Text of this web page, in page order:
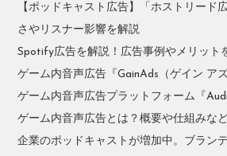
【ポッドキャスト広告】「ホストリード
さやリスナー影響を解説
Spotify広告を解説！広告事例やメリット
ゲーム内音声広告『GainAds（ゲイン アズ
ゲーム内音声広告プラットフォーム『
ゲーム内音声広告とは？概要や仕組みな
企業のポッドキャストが増加中。ブラン